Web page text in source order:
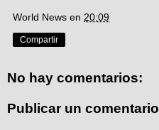
World News en 20:09
Compartir
No hay comentarios:
Publicar un comentario